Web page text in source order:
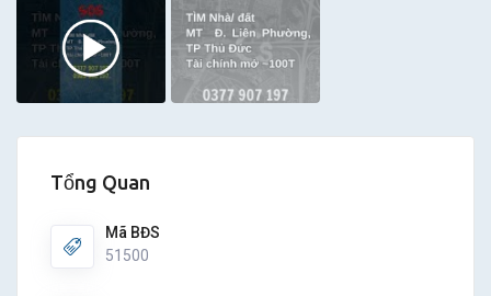
Tổng Quan
Mã BĐS
51500